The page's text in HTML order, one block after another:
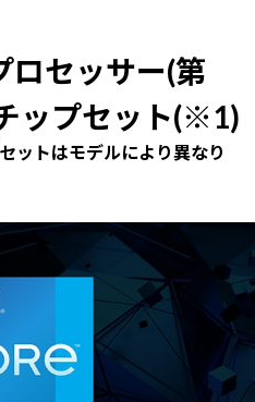
ロセッサー(第
ップセット(※1)
ットはモデルにより異なり